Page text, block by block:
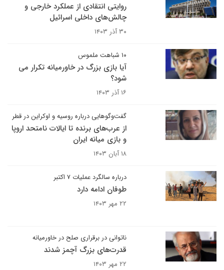
روایتی انتقادی از عملکرد خارجی و
چالش‌های داخلی اسرائیل
۳۰ آذر ۱۴۰۳
۱۰ شباهت ملموس
آیا بازی بزرگ در خاورمیانه تکرار می
شود؟
۱۶ آذر ۱۴۰۳
گفت‌وگوهایی درباره روسیه و اوکراین در قطر
از عرب‌های برنده تا ایالات نامتحد اروپا
و بازی میانه ایران
۱۸ آبان ۱۴۰۳
درباره سالگرد عملیات ۷ اکتبر
طوفان ادامه دارد
۲۲ مهر ۱۴۰۳
ناتوانی در برقراری صلح در خاورمیانه
قدرت‌های بزرگ آچمز شدند
۲۲ مهر ۱۴۰۳